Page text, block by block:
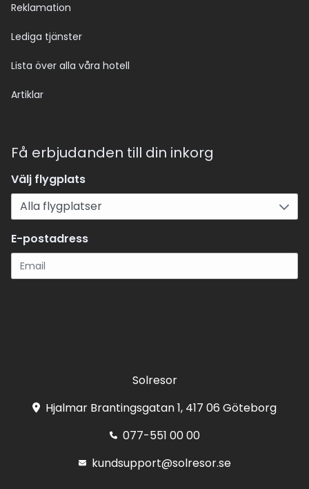
Reklamation
Lediga tjänster
Lista över alla våra hotell
Artiklar
Få erbjudanden till din inkorg
Välj flygplats
E-postadress
Solresor
Hjalmar Brantingsgatan 1, 417 06 Göteborg
077-551 00 00
kundsupport@solresor.se